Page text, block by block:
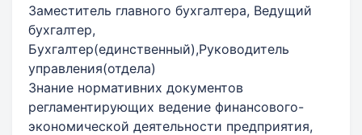
Заместитель главного бухгалтера, Ведущий
бухгалтер,
Бухгалтер(единственный),Руководитель
управления(отдела)
Знание нормативних документов
регламентирующих ведение финансового-
экономической деятельности предприятия,